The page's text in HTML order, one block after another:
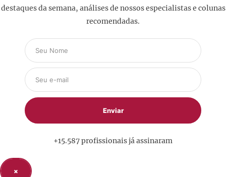
destaques da semana, análises de nossos especialistas e colunas
recomendadas.
+15.587 profissionais já assinaram
×